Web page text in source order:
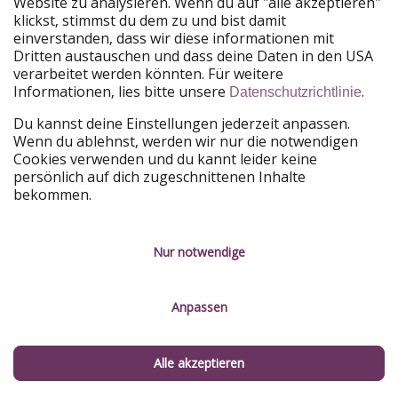
Telegram RSS
Nachrichten-Service
Du willst keinen Deal mehr verpassen?
Dann lade unsere App herunter.
WakacyjniPiraci
Urlaubspiraten
ViajerosPiratas
klickst, stimmst du dem zu und bist damit
einverstanden, dass wir diese informationen mit
Dritten austauschen und dass deine Daten in den USA
verarbeitet werden könnten. Für weitere
Informationen, lies bitte unsere Datenschutzrichtlinie.
Du kannst deine Einstellungen jederzeit anpassen.
Wenn du ablehnst, werden wir nur die notwendigen
Cookies verwenden und du kannt leider keine
persönlich auf dich zugeschnittenen Inhalte
bekommen.
Nur notwendige
Anpassen
Alle akzeptieren